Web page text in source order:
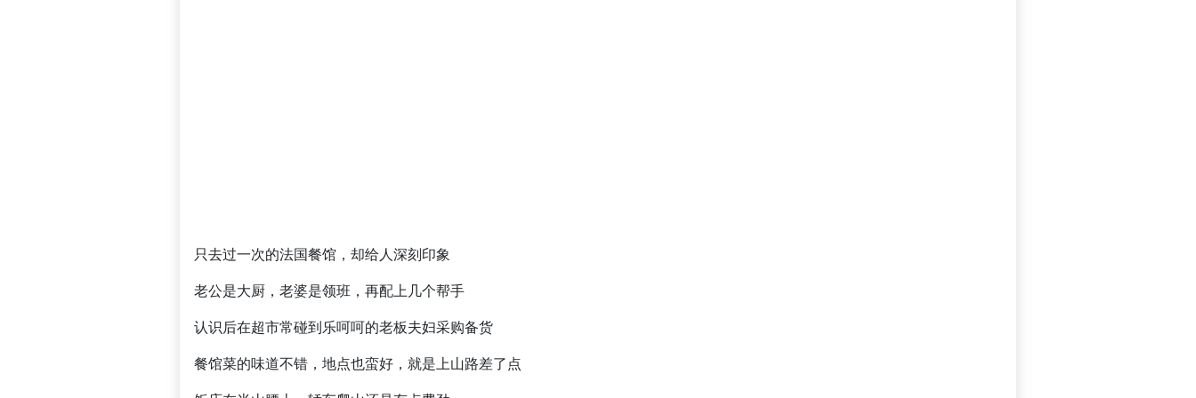
只去过一次的法国餐馆，却给人深刻印象
老公是大厨，老婆是领班，再配上几个帮手
认识后在超市常碰到乐呵呵的老板夫妇采购备货
餐馆菜的味道不错，地点也蛮好，就是上山路差了点